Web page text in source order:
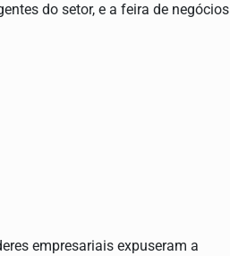
do setor, e a feira de negócios
empresariais expuseram a